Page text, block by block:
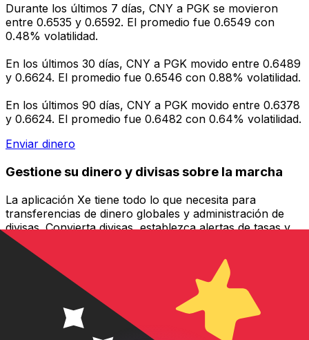
Durante los últimos 7 días, CNY a PGK se movieron
entre 0.6535 y 0.6592. El promedio fue 0.6549 con
0.48% volatilidad.
En los últimos 30 días, CNY a PGK movido entre 0.6489
y 0.6624. El promedio fue 0.6546 con 0.88% volatilidad.
En los últimos 90 días, CNY a PGK movido entre 0.6378
y 0.6624. El promedio fue 0.6482 con 0.64% volatilidad.
Enviar dinero
Gestione su dinero y divisas sobre la marcha
La aplicación Xe tiene todo lo que necesita para
transferencias de dinero globales y administración de
divisas. Convierta divisas, establezca alertas de tasas y
transfiera dinero al extranjero sin cargos ocultos.
¡Descárgalo hoy!